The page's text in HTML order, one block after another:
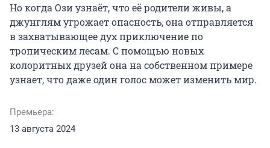
Но когда Ози узнаёт, что её родители живы, а
джунглям угрожает опасность, она отправляется
в захватывающее дух приключение по
тропическим лесам. С помощью новых
колоритных друзей она на собственном примере
узнает, что даже один голос может изменить мир.
Премьера:
13 августа 2024